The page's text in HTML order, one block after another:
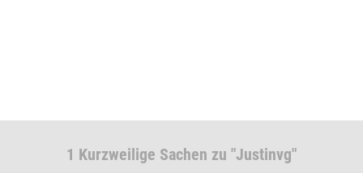
1 Kurzweilige Sachen zu "Justinvg"